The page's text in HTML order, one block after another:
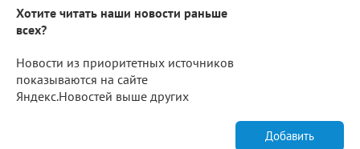
Хотите читать наши новости раньше
всех?
Новости из приоритетных источников
показываются на сайте
Яндекс.Новостей выше других
Добавить